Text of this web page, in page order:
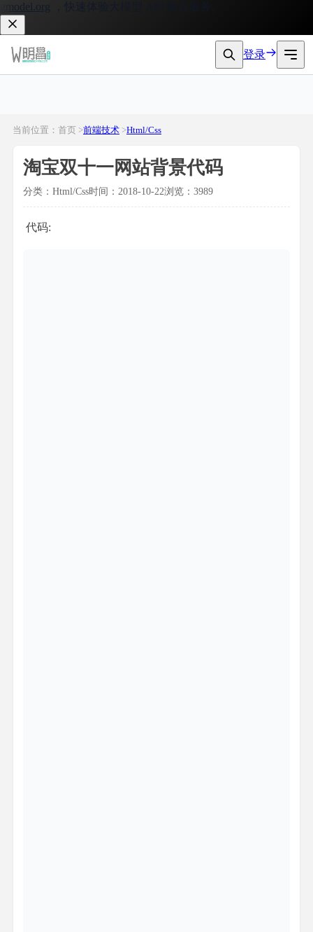
，快速体验大模型 API 接入服务。
登录
当前位置：首页 >前端技术 >Html/Css
淘宝双十一网站背景代码
分类：Html/Css时间：2018-10-22浏览：3989
代码: